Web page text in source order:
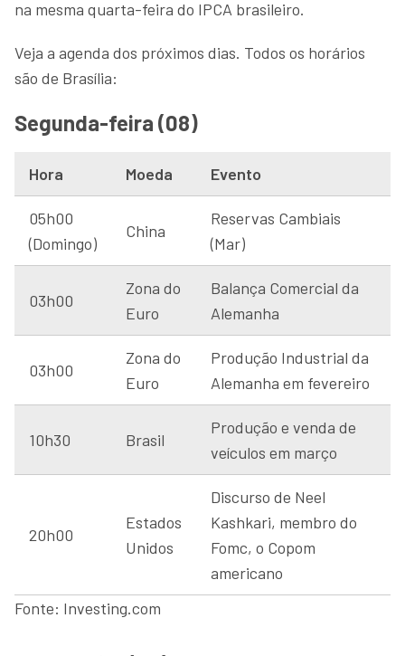
na mesma quarta-feira do IPCA brasileiro.
Veja a agenda dos próximos dias. Todos os horários
são de Brasília:
Segunda-feira (08)
Hora Moeda Evento
05h00
(Domingo)
China
Reservas Cambiais
(Mar)
03h00
Zona do
Euro
Balança Comercial da
Alemanha
03h00
Zona do
Euro
Produção Industrial da
Alemanha em fevereiro
10h30 Brasil
Produção e venda de
veículos em março
20h00
Estados
Unidos
Discurso de Neel
Kashkari, membro do
Fomc, o Copom
americano
Fonte: Investing.com